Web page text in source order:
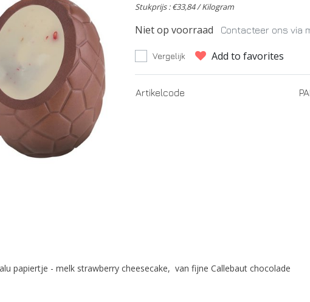
Stukprijs : €33,84 / Kilogram
Niet op voorraad Contacteer ons via
Vergelijk Add to favorites
Artikelcode
papiertje - melk strawberry cheesecake, van fijne Callebaut chocolade